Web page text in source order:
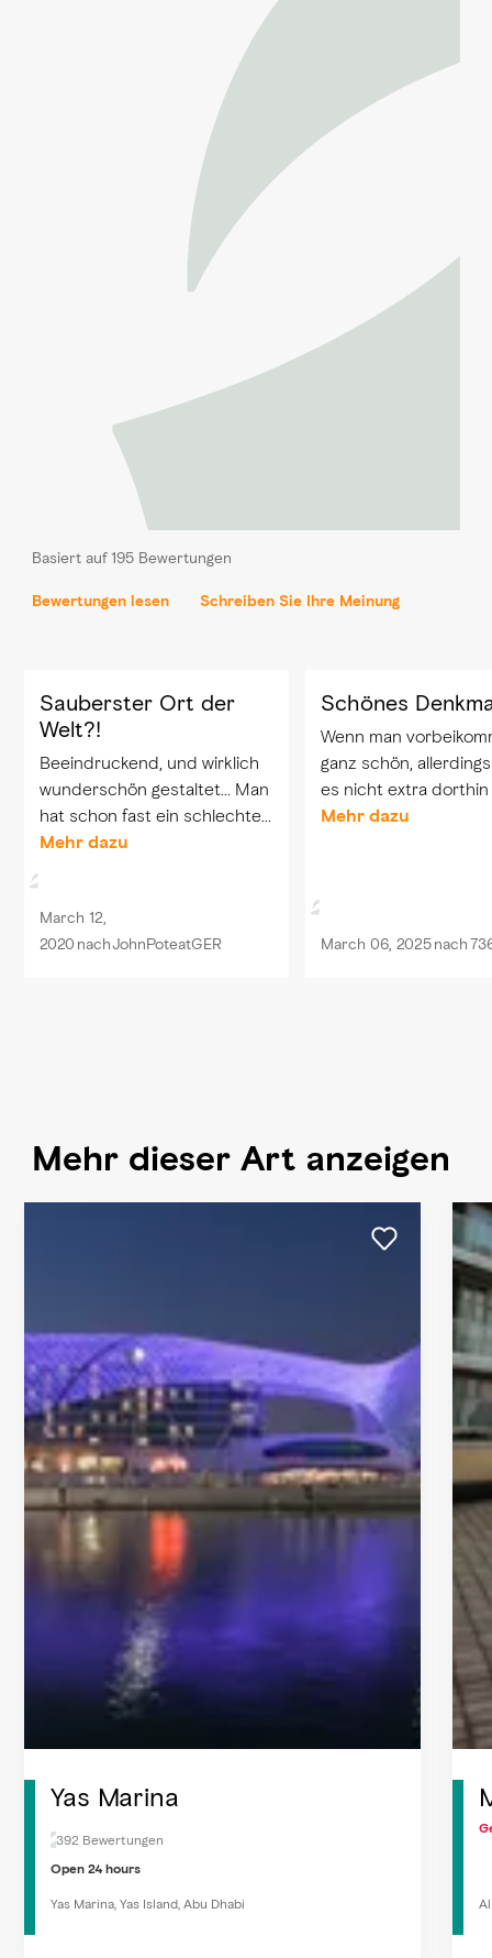
Basiert auf 195 Bewertungen
Bewertungen lesen Schreiben Sie Ihre Meinung
Sauberster Ort der
Welt?!
Beeindruckend, und wirklich
wunderschön gestaltet... Man
hat schon fast ein schlechtes
Gewissen, dort entlang zu
Must See in Abu Dhabi
Mehr dazu
March 12,
2020 nachJohnPoteatGER
Schönes
Wenn man
ganz schön,
es nicht extra dorthin
fahren. Es ist toll
Mehr dazu
March 06, 2025nach
Mehr dieser Art anzeigen
Yas Marina
392 Bewertungen
Open 24 hours
Yas Marina, Yas Island, Abu Dhabi